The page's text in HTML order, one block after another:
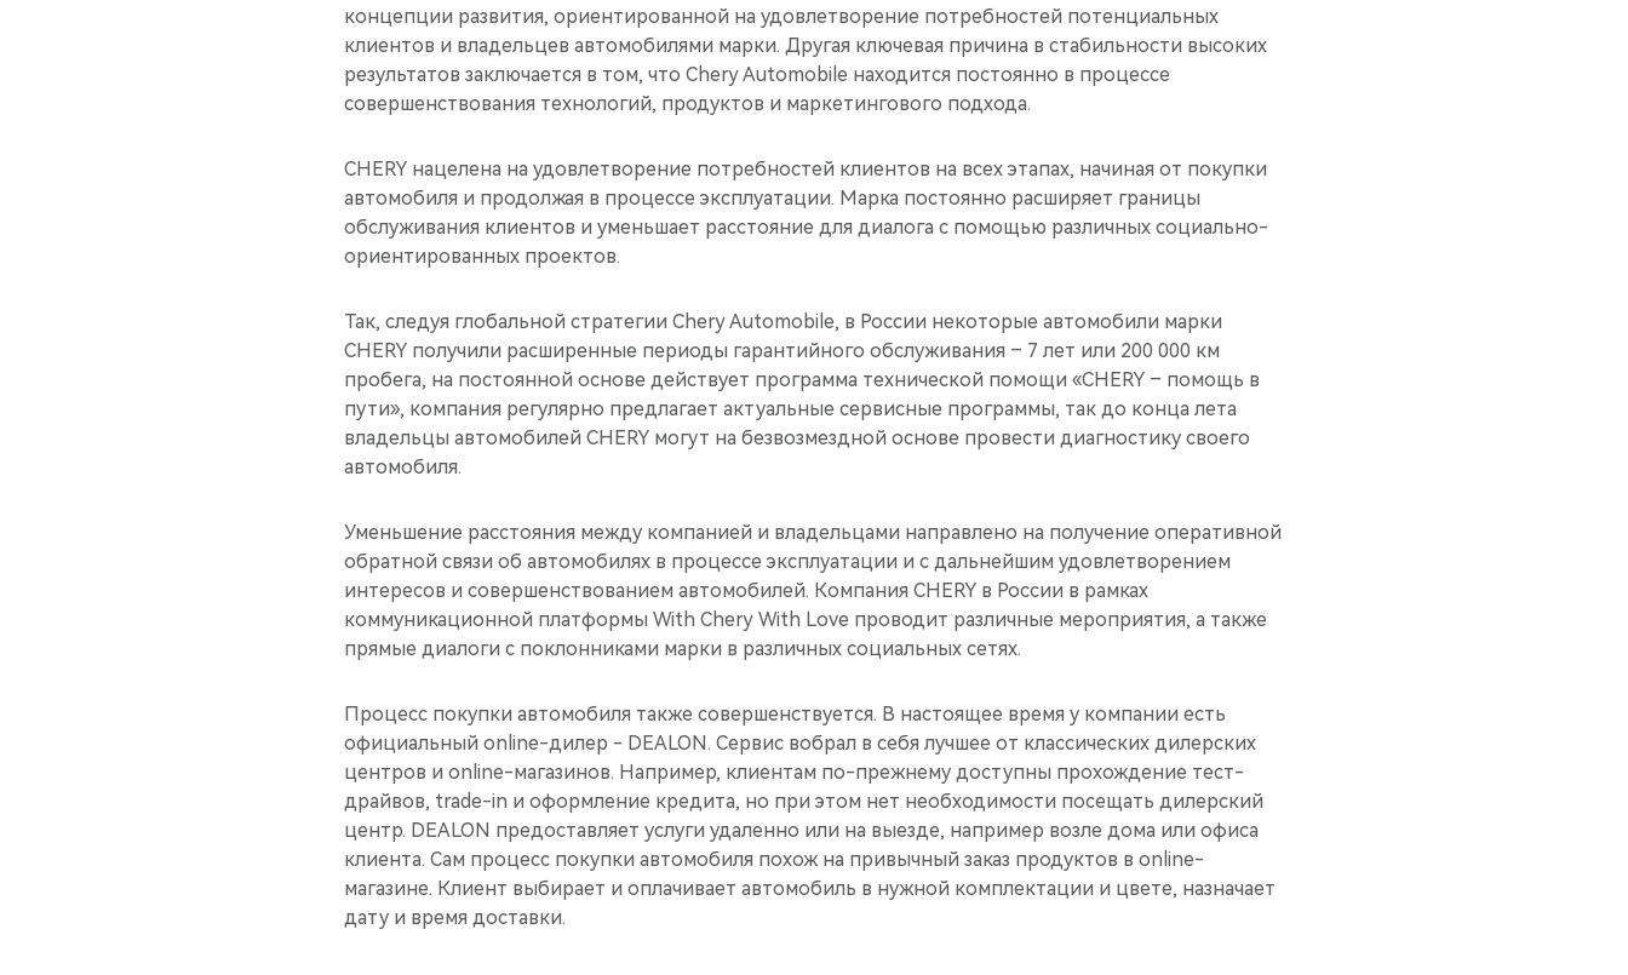
концепции развития, ориентированной на удовлетворение потребностей потенциальных
клиентов и владельцев автомобилями марки. Другая ключевая причина в стабильности высоких
результатов заключается в том, что Chery Automobile находится постоянно в процессе
совершенствования технологий, продуктов и маркетингового подхода.
CHERY нацелена на удовлетворение потребностей клиентов на всех этапах, начиная от покупки
автомобиля и продолжая в процессе эксплуатации. Марка постоянно расширяет границы
обслуживания клиентов и уменьшает расстояние для диалога с помощью различных социально-
ориентированных проектов.
Так, следуя глобальной стратегии Chery Automobile, в России некоторые автомобили марки
CHERY получили расширенные периоды гарантийного обслуживания – 7 лет или 200 000 км
пробега, на постоянной основе действует программа технической помощи «CHERY – помощь в
пути», компания регулярно предлагает актуальные сервисные программы, так до конца лета
владельцы автомобилей CHERY могут на безвозмездной основе провести диагностику своего
автомобиля.
Уменьшение расстояния между компанией и владельцами направлено на получение оперативной
обратной связи об автомобилях в процессе эксплуатации и с дальнейшим удовлетворением
интересов и совершенствованием автомобилей. Компания CHERY в России в рамках
коммуникационной платформы With Chery With Love проводит различные мероприятия, а также
прямые диалоги с поклонниками марки в различных социальных сетях.
Процесс покупки автомобиля также совершенствуется. В настоящее время у компании есть
официальный online-дилер - DEALON. Сервис вобрал в себя лучшее от классических дилерских
центров и online-магазинов. Например, клиентам по-прежнему доступны прохождение тест-
драйвов, trade-in и оформление кредита, но при этом нет необходимости посещать дилерский
центр. DEALON предоставляет услуги удаленно или на выезде, например возле дома или офиса
клиента. Сам процесс покупки автомобиля похож на привычный заказ продуктов в online-
магазине. Клиент выбирает и оплачивает автомобиль в нужной комплектации и цвете, назначает
дату и время доставки.